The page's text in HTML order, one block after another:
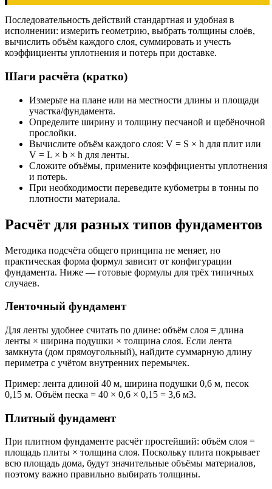
Последовательность действий стандартная и удобная в
исполнении: измерить геометрию, выбрать толщины слоёв,
вычислить объём каждого слоя, суммировать и учесть
коэффициенты уплотнения и потерь при доставке.
Шаги расчёта (кратко)
Измерьте на плане или на местности длины и площади
участка/фундамента.
Определите ширину и толщину песчаной и щебёночной
прослойки.
Вычислите объём каждого слоя: V = S × h для плит или
V = L × b × h для ленты.
Сложите объёмы, примените коэффициенты уплотнения
и потерь.
При необходимости переведите кубометры в тонны по
плотности материала.
Расчёт для разных типов фундаментов
Методика подсчёта общего принципа не меняет, но
практическая форма формул зависит от конфигурации
фундамента. Ниже — готовые формулы для трёх типичных
случаев.
Ленточный фундамент
Для ленты удобнее считать по длине: объём слоя = длина
ленты × ширина подушки × толщина слоя. Если лента
замкнута (дом прямоугольный), найдите суммарную длину
периметра с учётом внутренних перемычек.
Пример: лента длиной 40 м, ширина подушки 0,6 м, песок
0,15 м. Объём песка = 40 × 0,6 × 0,15 = 3,6 м3.
Плитный фундамент
При плитном фундаменте расчёт простейший: объём слоя =
площадь плиты × толщина слоя. Поскольку плита покрывает
всю площадь дома, будут значительные объёмы материалов,
поэтому важно правильно выбирать толщины.